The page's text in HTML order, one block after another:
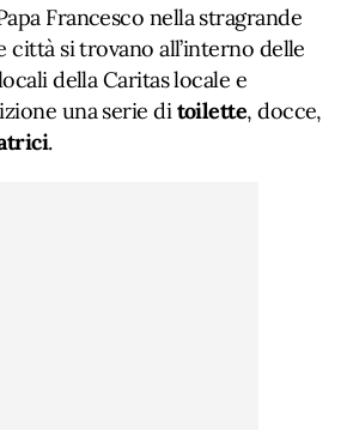
Francesco nella stragrande
città si trovano all’interno delle
della Caritas locale e
una serie ditoilette, docce,
.